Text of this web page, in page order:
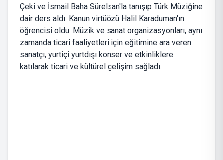
Çeki ve İsmail Baha Sürelsan'la tanışıp Türk Müziğine
dair ders aldı. Kanun virtüözü Halil Karaduman'ın
öğrencisi oldu. Müzik ve sanat organizasyonları, aynı
zamanda ticari faaliyetleri için eğitimine ara veren
sanatçı, yurtiçi yurtdışı konser ve etkinliklere
katılarak ticari ve kültürel gelişim sağladı.